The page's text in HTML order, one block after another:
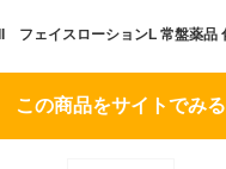
この商品をサイトでみる